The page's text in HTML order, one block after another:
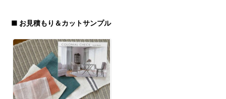
■ お見積もり＆カットサンプル